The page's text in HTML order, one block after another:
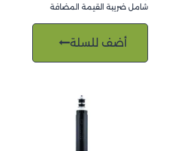
شامل ضريبة القيمة المضافة
أضف للسلة